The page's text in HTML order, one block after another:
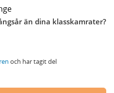
än dina klasskamrater?
och har tagit del